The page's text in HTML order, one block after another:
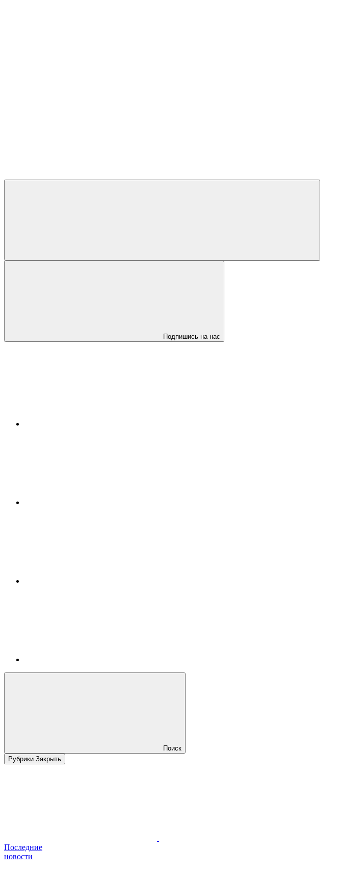
Подпишись на нас
Поиск
Рубрики Закрыть
Последние
новости